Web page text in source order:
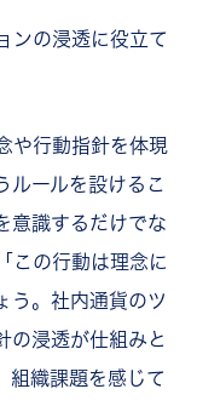
ンの浸透に役立て
や行動指針を体現
ルールを設けるこ
意識するだけでな
この行動は理念に
う。社内通貨のツ
の浸透が仕組みと
組織課題を感じて